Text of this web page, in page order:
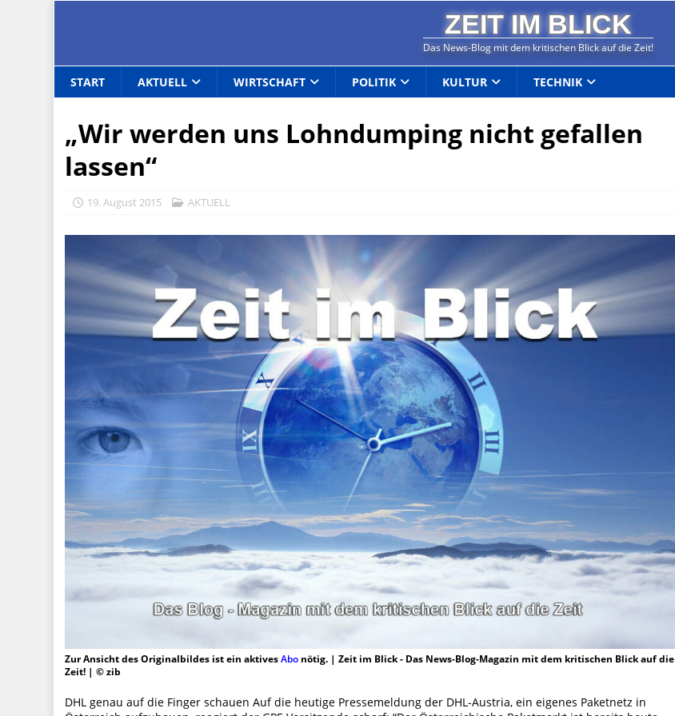
ZEIT IM BLICK
Das News-Blog mit dem kritischen Blick auf die Zeit!
START AKTUELL WIRTSCHAFT POLITIK KULTUR TECHNIK
„Wir werden uns Lohndumping nicht gefallen
lassen“
19. August 2015 AKTUELL
Zur Ansicht des Originalbildes ist ein aktivesAbo nötig. | Zeit im Blick - Das News-Blog-Magazin mit dem kritischen Blick auf die
Zeit! | © zib
DHL genau auf die Finger schauen Auf die heutige Pressemeldung der DHL-Austria, ein eigenes Paketnetz in